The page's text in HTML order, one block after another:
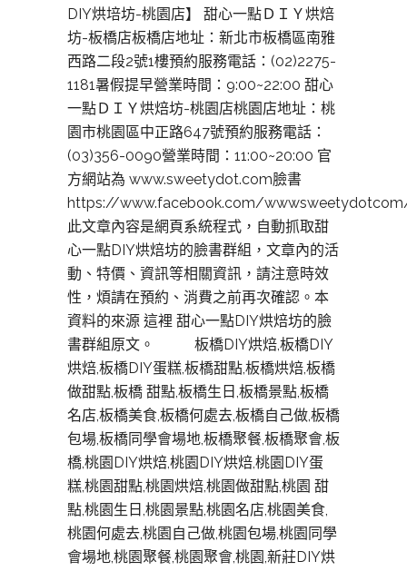
DIY烘培坊-桃園店】 甜心一點ＤＩＹ烘焙
坊-板橋店板橋店地址：新北市板橋區南雅
西路二段2號1樓預約服務電話：(02)2275-
1181暑假提早營業時間：9:00~22:00 甜心
一點ＤＩＹ烘焙坊-桃園店桃園店地址：桃
園市桃園區中正路647號預約服務電話：
(03)356-0090營業時間：11:00~20:00 官
方網站為 www.sweetydot.com臉書
https://www.facebook.com/
此文章內容是網頁系統程式，自動抓取甜
心一點DIY烘焙坊的臉書群組，文章內的活
動、特價、資訊等相關資訊，請注意時效
性，煩請在預約、消費之前再次確認。本
資料的來源 這裡 甜心一點DIY烘焙坊的臉
書群組原文。 板橋DIY烘焙,板橋DIY
烘焙,板橋DIY蛋糕,板橋甜點,板橋烘焙,板橋
做甜點,板橋 甜點,板橋生日,板橋景點,板橋
名店,板橋美食,板橋何處去,板橋自己做,板橋
包場,板橋同學會場地,板橋聚餐,板橋聚會,板
橋,桃園DIY烘焙,桃園DIY烘焙,桃園DIY蛋
糕,桃園甜點,桃園烘焙,桃園做甜點,桃園 甜
點,桃園生日,桃園景點,桃園名店,桃園美食,
桃園何處去,桃園自己做,桃園包場,桃園同學
會場地,桃園聚餐,桃園聚會,桃園,新莊DIY烘